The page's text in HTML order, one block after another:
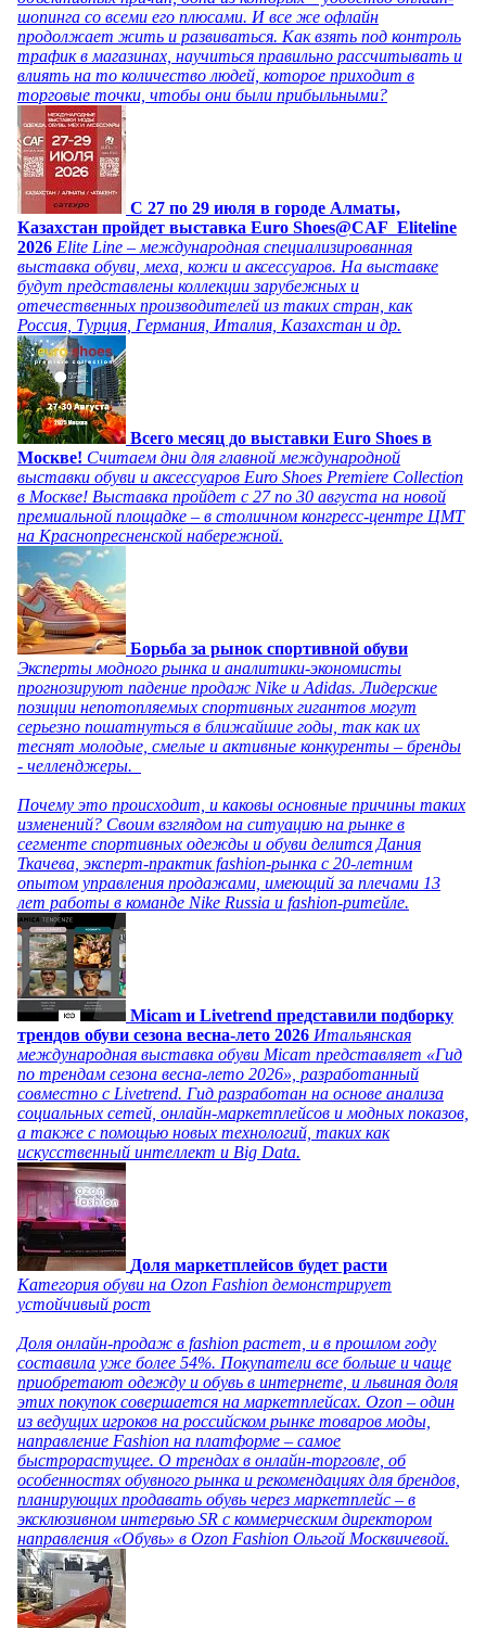
шопинга со всеми его плюсами. И все же офлайн
продолжает жить и развиваться. Как взять под контроль
трафик в магазинах, научиться правильно рассчитывать и
влиять на то количество людей, которое приходит в
торговые точки, чтобы они были прибыльными?
C 27 по 29 июля в городе Алматы,
Казахстан пройдет выставка Euro Shoes@CAF_Eliteline
2026 Elite Line – международная специализированная
выставка обуви, меха, кожи и аксессуаров. На выставке
будут представлены коллекции зарубежных и
отечественных производителей из таких стран, как
Россия, Турция, Германия, Италия, Казахстан и др.
Всего месяц до выставки Euro Shoes в
Москве! Считаем дни для главной международной
выставки обуви и аксессуаров Euro Shoes Premiere Collection
в Москве! Выставка пройдет с 27 по 30 августа на новой
премиальной площадке – в столичном конгресс-центре ЦМТ
на Краснопресненской набережной.
Борьба за рынок спортивной обуви
Эксперты модного рынка и аналитики-экономисты
прогнозируют падение продаж Nike и Adidas. Лидерские
позиции непотопляемых спортивных гигантов могут
серьезно пошатнуться в ближайшие годы, так как их
теснят молодые, смелые и активные конкуренты – бренды
- челленджеры.
Почему это происходит, и каковы основные причины таких
изменений? Своим взглядом на ситуацию на рынке в
сегменте спортивных одежды и обуви делится Дания
Ткачева, эксперт-практик fashion-рынка с 20-летним
опытом управления продажами, имеющий за плечами 13
лет работы в команде Nike Russia и fashion-ритейле.
Micam и Livetrend представили подборку
трендов обуви сезона весна-лето 2026 Итальянская
международная выставка обуви Micam представляет «Гид
по трендам сезона весна-лето 2026», разработанный
совместно с Livetrend. Гид разработан на основе анализа
социальных сетей, онлайн-маркетплейсов и модных показов,
а также с помощью новых технологий, таких как
искусственный интеллект и Big Data.
Доля маркетплейсов будет расти
Категория обуви на Ozon Fashion демонстрирует
устойчивый рост
Доля онлайн-продаж в fashion растет, и в прошлом году
составила уже более 54%. Покупатели все больше и чаще
приобретают одежду и обувь в интернете, и львиная доля
этих покупок совершается на маркетплейсах. Ozon – один
из ведущих игроков на российском рынке товаров моды,
направление Fashion на платформе – самое
быстрорастущее. О трендах в онлайн-торговле, об
особенностях обувного рынка и рекомендациях для брендов,
планирующих продавать обувь через маркетплейс – в
эксклюзивном интервью SR с коммерческим директором
направления «Обувь» в Ozon Fashion Ольгой Москвичевой.